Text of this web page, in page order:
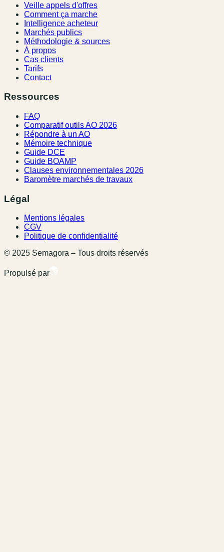
Veille appels d'offres
Comment ça marche
Intelligence acheteur
Marchés publics
Méthodologie & sources
À propos
Cas clients
Tarifs
Contact
Ressources
FAQ
Comparatif outils AO 2026
Répondre à un AO
Mémoire technique
Guide DCE
Guide BOAMP
Clauses environnementales 2026
Baromètre marchés de travaux
Légal
Mentions légales
CGV
Politique de confidentialité
© 2025 Semagora – Tous droits réservés
Propulsé par